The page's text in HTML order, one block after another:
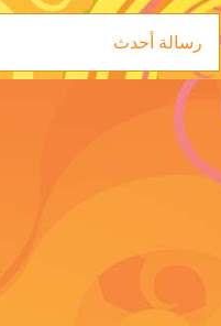
رسالة أحدث